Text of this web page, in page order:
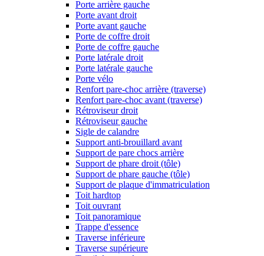
Porte arrière gauche
Porte avant droit
Porte avant gauche
Porte de coffre droit
Porte de coffre gauche
Porte latérale droit
Porte latérale gauche
Porte vélo
Renfort pare-choc arrière (traverse)
Renfort pare-choc avant (traverse)
Rétroviseur droit
Rétroviseur gauche
Sigle de calandre
Support anti-brouillard avant
Support de pare chocs arrière
Support de phare droit (tôle)
Support de phare gauche (tôle)
Support de plaque d'immatriculation
Toit hardtop
Toit ouvrant
Toit panoramique
Trappe d'essence
Traverse inférieure
Traverse supérieure